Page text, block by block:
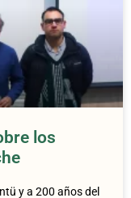
los
y a 200 años del